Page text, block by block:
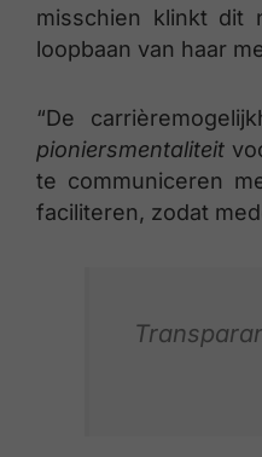
misschien klinkt dit
loopbaan van haar
“De
pioniersmentaliteit
te communiceren
faciliteren, zodat